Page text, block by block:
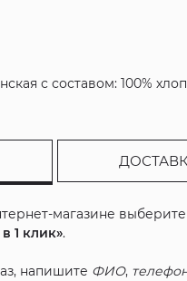
с составом: 100%
магазине
1 клик».
напишите ФИО,